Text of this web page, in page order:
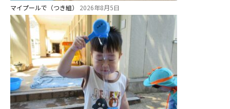
マイプールで（つき組） 2026年8月5日